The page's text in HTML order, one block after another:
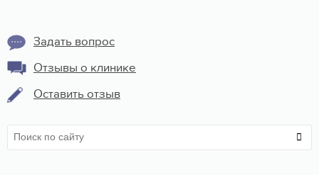
Задать вопрос
Отзывы о клинике
Оставить отзыв